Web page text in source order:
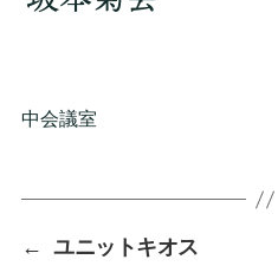
中会議室
←
ユニットキオス